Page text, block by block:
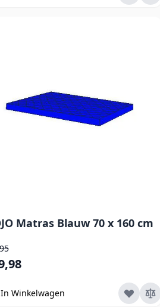
Matras Blauw 70 x 160 cm
prijs
prijs
In Winkelwagen